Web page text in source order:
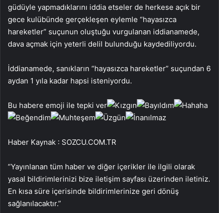
güdüyle yapmadıklarını iddia etseler de herkese açık bir
gece kulübünde gerçekleşen eylemle “hayasızca
hareketler” suçunun oluştuğu vurgulanan iddianamede,
dava açmak için yeterli delil bulunduğu kaydediliyordu.
İddianamede, sanıkların “hayasızca hareketler” suçundan 6
aydan 1 yıla kadar hapsi isteniyordu.
Bu habere emoji ile tepki ver
Haber Kaynak : SOZCU.COM.TR
“Yayınlanan tüm haber ve diğer içerikler ile ilgili olarak
yasal bildirimlerinizi bize iletişim sayfası üzerinden iletiniz.
En kısa süre içerisinde bildirimlerinize geri dönüş
sağlanılacaktır.”